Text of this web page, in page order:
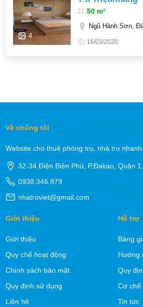
4
50 m²
Ngũ Hành Sơn,
16/03/2020
Về chúng tôi
Website cho thuê phòng trọ, nhà trọ
32-34 Điện Biên Phủ, P.Đakao, Quận
0938.346.879
nhatroviet@gmail.com
Giới thiệu
Giới thiệu
Quy chế hoạt động
Chính sách bảo mật
Quy định sử dụng
Liên hệ
Hỗ trợ
Bảng
Hướng
Quy
Cơ chế
Tin tức